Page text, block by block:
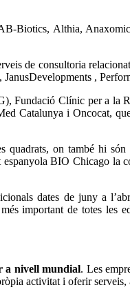
Biotics, Althia,
de consultoria
,
Fundació Clínic per a la
Catalunya i Oncocat,
quadrats, on també hi
BIO Chicago la
dates de juny a
important de totes les
a nivell mundial. Les
activitat i oferir serveis,